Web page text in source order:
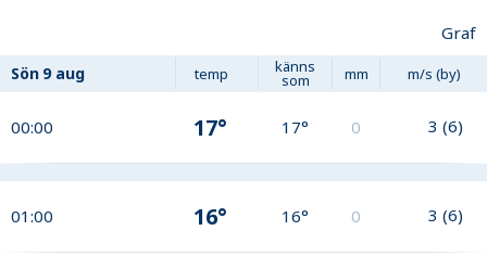
Graf
Sön 9 aug temp känns
som mm m/s (by)
00:00 17° 17° 0 3 (6)
01:00 16° 16° 0 3 (6)